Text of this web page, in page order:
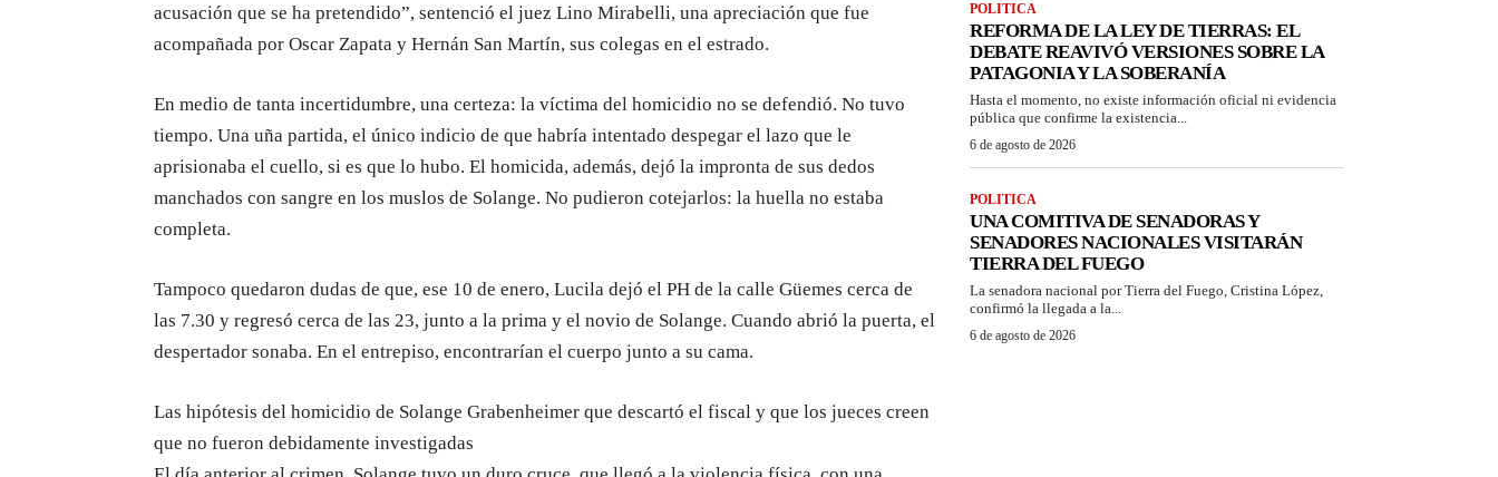
acusación que se ha pretendido”, sentenció el juez Lino Mirabelli, una apreciación que fue
acompañada por Oscar Zapata y Hernán San Martín, sus colegas en el estrado.
En medio de tanta incertidumbre, una certeza: la víctima del homicidio no se defendió. No tuvo
tiempo. Una uña partida, el único indicio de que habría intentado despegar el lazo que le
aprisionaba el cuello, si es que lo hubo. El homicida, además, dejó la impronta de sus dedos
manchados con sangre en los muslos de Solange. No pudieron cotejarlos: la huella no estaba
completa.
Tampoco quedaron dudas de que, ese 10 de enero, Lucila dejó el PH de la calle Güemes cerca de
las 7.30 y regresó cerca de las 23, junto a la prima y el novio de Solange. Cuando abrió la puerta, el
despertador sonaba. En el entrepiso, encontrarían el cuerpo junto a su cama.
Las hipótesis del homicidio de Solange Grabenheimer que descartó el fiscal y que los jueces creen
que no fueron debidamente investigadas
POLITICA
REFORMA DE LA LEY DE TIERRAS: EL
DEBATE REAVIVÓ VERSIONES SOBRE LA
PATAGONIA Y LA SOBERANÍA
Hasta el momento, no existe información oficial ni evidencia
pública que confirme la existencia...
6 de agosto de 2026
POLITICA
UNA COMITIVA DE SENADORAS Y
SENADORES NACIONALES VISITARÁN
TIERRA DEL FUEGO
La senadora nacional por Tierra del Fuego, Cristina López,
confirmó la llegada a la...
6 de agosto de 2026